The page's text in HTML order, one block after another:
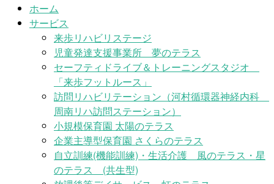
ホーム
サービス
来歩リハビリステージ
児童発達支援事業所 夢のテラス
セーフティドライブ＆トレーニングスタジオ
「来歩フットルース」
訪問リハビリテーション（河村循環器神経内科
周南リハ訪問ステーション）
小規模保育園 太陽のテラス
企業主導型保育園 さくらのテラス
自立訓練(機能訓練)・生活介護 風のテラス・星
のテラス (共生型)